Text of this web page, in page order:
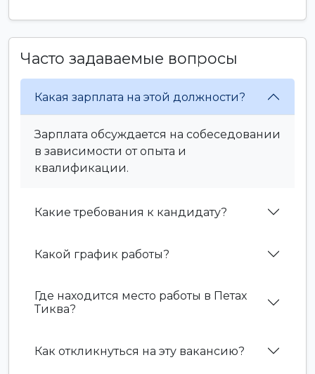
Часто задаваемые вопросы
Какая зарплата на этой должности?
Зарплата обсуждается на собеседовании
в зависимости от опыта и
квалификации.
Какие требования к кандидату?
Какой график работы?
Где находится место работы в Петах
Тиква?
Как откликнуться на эту вакансию?